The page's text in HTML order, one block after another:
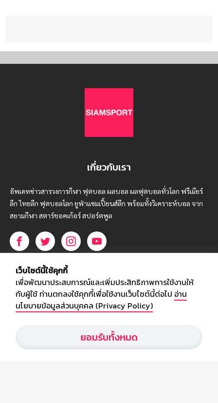
เกี่ยวกับเรา
อัพเดทข่าวสารวงการกีฬา ฟุตบอล ผลบอล ผลฟุตบอลทั่วโลก ฟรีเมียร์
ลีก ไทยลีก ฟุตบอลโลก ยูฟ่าแซมเปี้ยนส์ลีก พร้อมทั้งวิเคราะห์บอล จาก
สยามกีฬา สตาร์ชอคเก้อร์ สปอร์ตพูล
บริษัท สยามสปอร์ต ซินติเคท จำกัด (มหาชน)
เลขที่ 66/26 - 29 ซอยรามอินทรา 40
ถนนรามอินทรา แขวงนวลจันทร์
เขตบึงกุ่ม กรุงเทพฯ 10230
webmaster@siamsport.co.th
เว็บไซต์ : www.siamsport.co.th
เว็บไซต์นี้ใช้คุกกี้
เพื่อพัฒนาประสบการณ์และเพิ่มประสิทธิภาพการใช้งานให้
กับผู้ใช้ ท่านตกลงใช้คุกกี้เพื่อใช้งานเว็บไซต์นี้ต่อไป อ่าน
นโยบายข้อมูลส่วนบุคคล (Privacy Policy)
ยอมรับทั้งหมด